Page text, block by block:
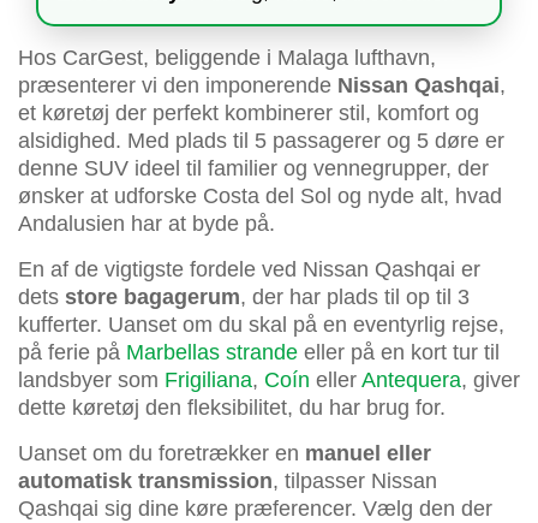
Hos CarGest, beliggende i Malaga lufthavn,
præsenterer vi den imponerende Nissan Qashqai,
et køretøj der perfekt kombinerer stil, komfort og
alsidighed. Med plads til 5 passagerer og 5 døre er
denne SUV ideel til familier og vennegrupper, der
ønsker at udforske Costa del Sol og nyde alt, hvad
Andalusien har at byde på.
En af de vigtigste fordele ved Nissan Qashqai er
dets store bagagerum, der har plads til op til 3
kufferter. Uanset om du skal på en eventyrlig rejse,
på ferie på Marbellas strande eller på en kort tur til
landsbyer som Frigiliana, Coín eller Antequera, giver
dette køretøj den fleksibilitet, du har brug for.
Uanset om du foretrækker en manuel eller
automatisk transmission, tilpasser Nissan
Qashqai sig dine køre præferencer. Vælg den der